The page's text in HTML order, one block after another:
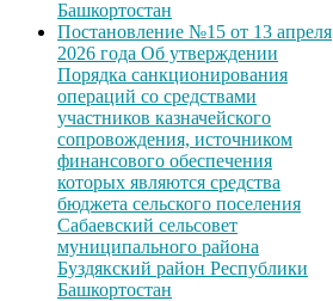
Башкортостан
Постановление №15 от 13 апреля
2026 года Об утверждении
Порядка санкционирования
операций со средствами
участников казначейского
сопровождения, источником
финансового обеспечения
которых являются средства
бюджета сельского поселения
Сабаевский сельсовет
муниципального района
Буздякский район Республики
Башкортостан